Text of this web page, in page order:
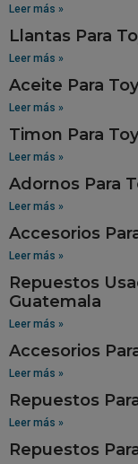
Leer más »
Llantas Para
Leer más »
Aceite Para
Leer más »
Timon Para
Leer más »
Adornos Para
Leer más »
Accesorios
Leer más »
Repuestos
Guatemala
Leer más »
Accesorios
Leer más »
Repuestos
Leer más »
Repuestos